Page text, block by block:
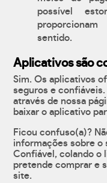
possível
sentido.
Aplicativos são
Sim. Os aplicativos
seguros e
através de nossa
baixar o aplicativo
Ficou confuso(a)?
informações sobre o
Confiável, colando o
pretende comprar e
site.